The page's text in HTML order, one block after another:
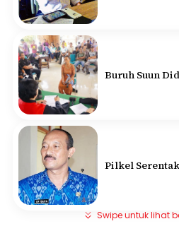
Buruh Suun
Pilkel Serentak
Swipe untuk lihat